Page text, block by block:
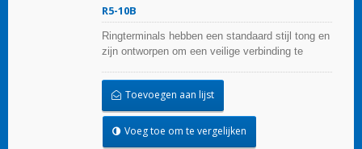
R5-10B
Ringterminals hebben een standaard stijl tong en
zijn ontworpen om een veilige verbinding te
Toevoegen aan lijst
Voeg toe om te vergelijken